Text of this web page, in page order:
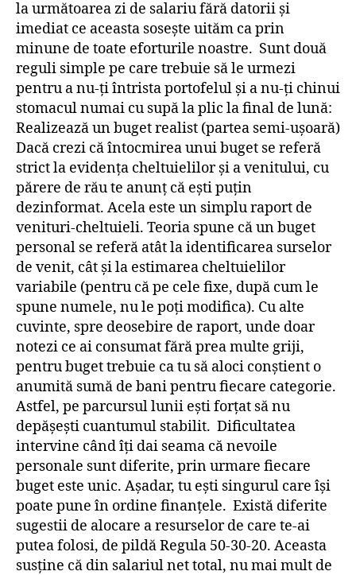
la următoarea zi de salariu fără datorii și
imediat ce aceasta sosește uităm ca prin
minune de toate eforturile noastre. Sunt două
reguli simple pe care trebuie să le urmezi
pentru a nu-ți întrista portofelul și a nu-ți chinui
stomacul numai cu supă la plic la final de lună:
Realizează un buget realist (partea semi-ușoară)
Dacă crezi că întocmirea unui buget se referă
strict la evidența cheltuielilor și a venitului, cu
părere de rău te anunț că ești puțin
dezinformat. Acela este un simplu raport de
venituri-cheltuieli. Teoria spune că un buget
personal se referă atât la identificarea surselor
de venit, cât și la estimarea cheltuielilor
variabile (pentru că pe cele fixe, după cum le
spune numele, nu le poți modifica). Cu alte
cuvinte, spre deosebire de raport, unde doar
notezi ce ai consumat fără prea multe griji,
pentru buget trebuie ca tu să aloci conștient o
anumită sumă de bani pentru fiecare categorie.
Astfel, pe parcursul lunii ești forțat să nu
depășești cuantumul stabilit. Dificultatea
intervine când îți dai seama că nevoile
personale sunt diferite, prin urmare fiecare
buget este unic. Așadar, tu ești singurul care își
poate pune în ordine finanțele. Există diferite
sugestii de alocare a resurselor de care te-ai
putea folosi, de pildă Regula 50-30-20. Aceasta
susține că din salariul net total, nu mai mult de